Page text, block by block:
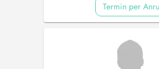
Termin per